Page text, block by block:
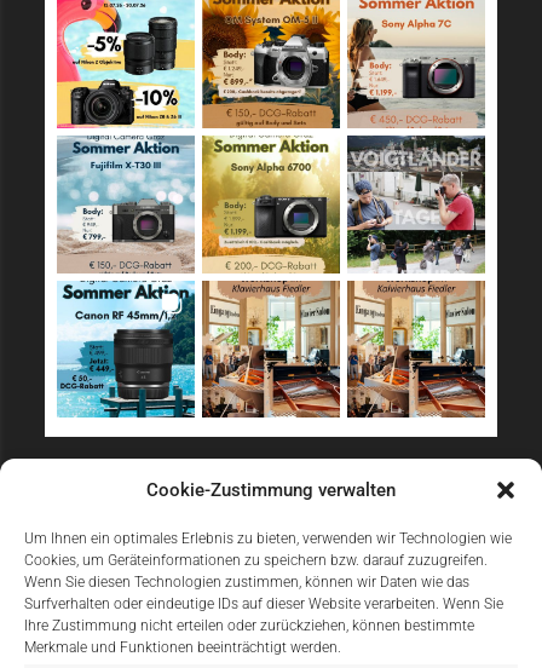
Cookie-Zustimmung verwalten
Um Ihnen ein optimales Erlebnis zu bieten, verwenden wir Technologien wie
Cookies, um Geräteinformationen zu speichern bzw. darauf zuzugreifen.
Wenn Sie diesen Technologien zustimmen, können wir Daten wie das
Surfverhalten oder eindeutige IDs auf dieser Website verarbeiten. Wenn Sie
Ihre Zustimmung nicht erteilen oder zurückziehen, können bestimmte
Merkmale und Funktionen beeinträchtigt werden.
Sicher Einkaufen